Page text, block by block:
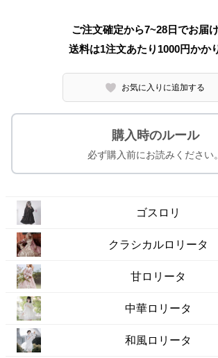
ご注文確定から7~28日でお届
送料は1注文あたり 1000円かか
お気に入りに追加する
購入時のルール
必ず購入前にお読みください。
ゴスロリ
クラシカルロリータ
甘ロリータ
中華ロリータ
和風ロリータ